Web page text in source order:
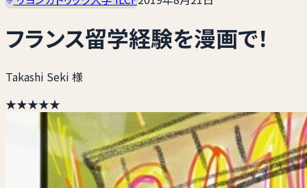
フランス留学経験を漫画で！
Takashi Seki 様
★★★★★